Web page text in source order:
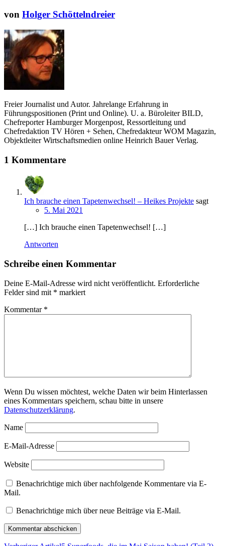
von Holger Schöttelndreier
Freier Journalist und Autor. Jahrelange Erfahrung in
Führungspositionen (Print und Online). U. a. Büroleiter BILD,
Chefreporter Hamburger Morgenpost, Ressortleitung und
Chefredaktion TV Hören + Sehen, Chefredakteur WOM Magazin,
Objektleiter Wirtschaftsmedien online Heinrich Bauer Verlag.
1 Kommentare
Ich brauche einen Tapetenwechsel! – Heikes Projekte sagt
5. Mai 2021
[…] Ich brauche einen Tapetenwechsel! […]
Antworten
Schreibe einen Kommentar
Deine E-Mail-Adresse wird nicht veröffentlicht. Erforderliche
Felder sind mit * markiert
Kommentar *
Wenn Du wissen möchtest, welche Daten wir beim Hinterlassen
eines Kommentars speichern, schau bitte in unsere
Datenschutzerklärung.
Name
E-Mail-Adresse
Website
Benachrichtige mich über nachfolgende Kommentare via E-
Mail.
Benachrichtige mich über neue Beiträge via E-Mail.